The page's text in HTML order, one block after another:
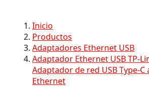
Inicio
Productos
Adaptadores Ethernet USB
Adaptador Ethernet USB TP-
Adaptador de red USB Type-C
Ethernet